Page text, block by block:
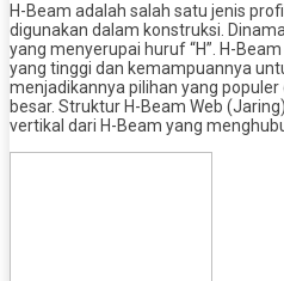
H-Beam adalah salah satu jenis
digunakan dalam konstruksi.
yang menyerupai huruf “H”. H-
yang tinggi dan kemampuannya
menjadikannya pilihan yang
besar. Struktur H-Beam Web
vertikal dari H-Beam yang